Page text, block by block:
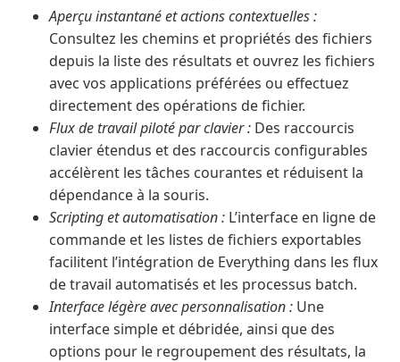
Aperçu instantané et actions contextuelles :
Consultez les chemins et propriétés des fichiers
depuis la liste des résultats et ouvrez les fichiers
avec vos applications préférées ou effectuez
directement des opérations de fichier.
Flux de travail piloté par clavier : Des raccourcis
clavier étendus et des raccourcis configurables
accélèrent les tâches courantes et réduisent la
dépendance à la souris.
Scripting et automatisation : L’interface en ligne de
commande et les listes de fichiers exportables
facilitent l’intégration de Everything dans les flux
de travail automatisés et les processus batch.
Interface légère avec personnalisation : Une
interface simple et débridée, ainsi que des
options pour le regroupement des résultats, la